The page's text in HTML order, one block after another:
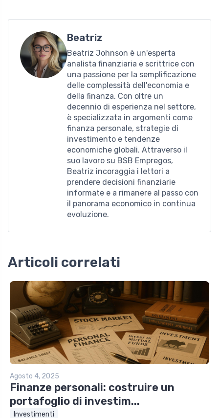
Beatriz
Beatriz Johnson è un'esperta
analista finanziaria e scrittrice con
una passione per la semplificazione
delle complessità dell'economia e
della finanza. Con oltre un
decennio di esperienza nel settore,
è specializzata in argomenti come
finanza personale, strategie di
investimento e tendenze
economiche globali. Attraverso il
suo lavoro su BSB Empregos,
Beatriz incoraggia i lettori a
prendere decisioni finanziarie
informate e a rimanere al passo con
il panorama economico in continua
evoluzione.
Articoli correlati
Agosto 4, 2025
Finanze personali: costruire un
portafoglio di investim...
Investimenti